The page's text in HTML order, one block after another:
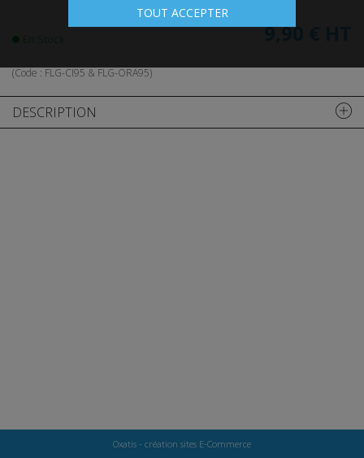
9,90 €
(Code : FLG-CI95 & FLG-ORA95)
DESCRIPTION
TOUT ACCEPTER
Oxatis - création sites E-Commerce